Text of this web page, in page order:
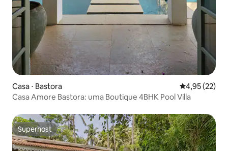
Casa ⋅ Bastora 4,95 de uma
4,95 (22)
Casa Amore Bastora: uma Boutique 4BHK Pool Villa
Superhost
Superhost